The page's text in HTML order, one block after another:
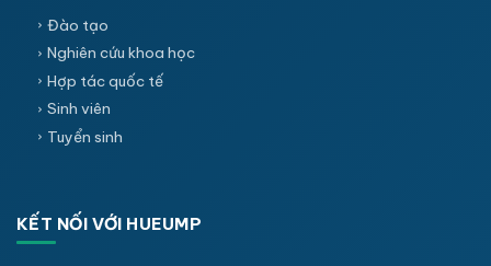
Đào tạo
Nghiên cứu khoa học
Hợp tác quốc tế
Sinh viên
Tuyển sinh
KẾT NỐI VỚI HUEUMP